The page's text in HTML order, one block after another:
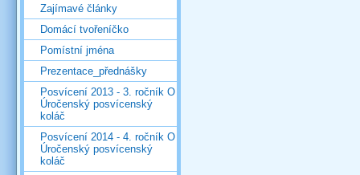
Zajímavé články
Domácí tvořeníčko
Pomístní jména
Prezentace_přednášky
Posvícení 2013 - 3. ročník O
Úročenský posvícenský
koláč
Posvícení 2014 - 4. ročník O
Úročenský posvícenský
koláč